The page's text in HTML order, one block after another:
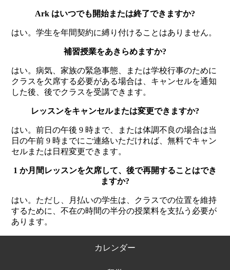
Ark はいつでも開始または終了できますか?
はい。学生を年間契約に縛り付けることはありません。
補習授業をあきらめますか?
はい。病気、家族の緊急事態、または学校行事のために
クラスを欠席する必要がある場合は、キャンセルを通知
した後、後でクラスを受講できます。
レッスンをキャンセルまたは変更できますか?
はい。前日の午後 9 時まで、または体調不良の場合は当
日の午前 9 時までにご連絡いただければ、無料でキャン
セルまたは日程変更できます。
1 か月間レッスンを欠席して、後で再開することはでき
ますか?
はい。ただし、月払いの学生は、クラスでの位置を維持
するために、不在の時間の半分の授業料を支払う必要が
あります。
カレンダー